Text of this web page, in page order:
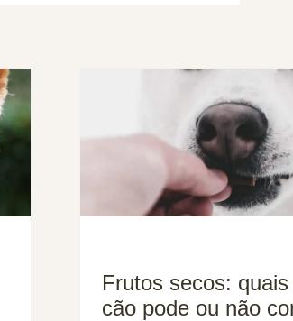
Frutos secos:
cão pode ou não